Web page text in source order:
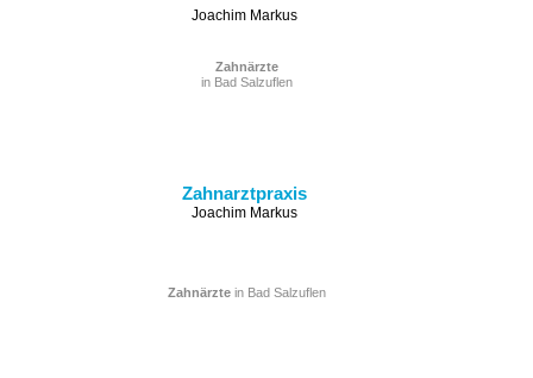
Joachim Markus
Zahnärzte
in Bad Salzuflen
Zahnarztpraxis
Joachim Markus
Zahnärztein Bad Salzuflen